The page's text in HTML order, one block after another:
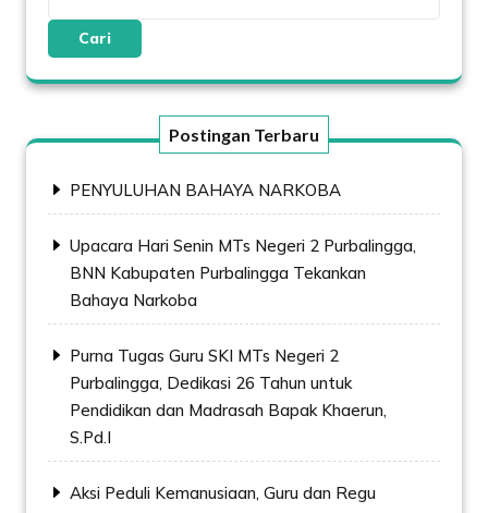
Cari
Postingan Terbaru
PENYULUHAN BAHAYA NARKOBA
Upacara Hari Senin MTs Negeri 2 Purbalingga,
BNN Kabupaten Purbalingga Tekankan
Bahaya Narkoba
Purna Tugas Guru SKI MTs Negeri 2
Purbalingga, Dedikasi 26 Tahun untuk
Pendidikan dan Madrasah Bapak Khaerun,
S.Pd.I
Aksi Peduli Kemanusiaan, Guru dan Regu